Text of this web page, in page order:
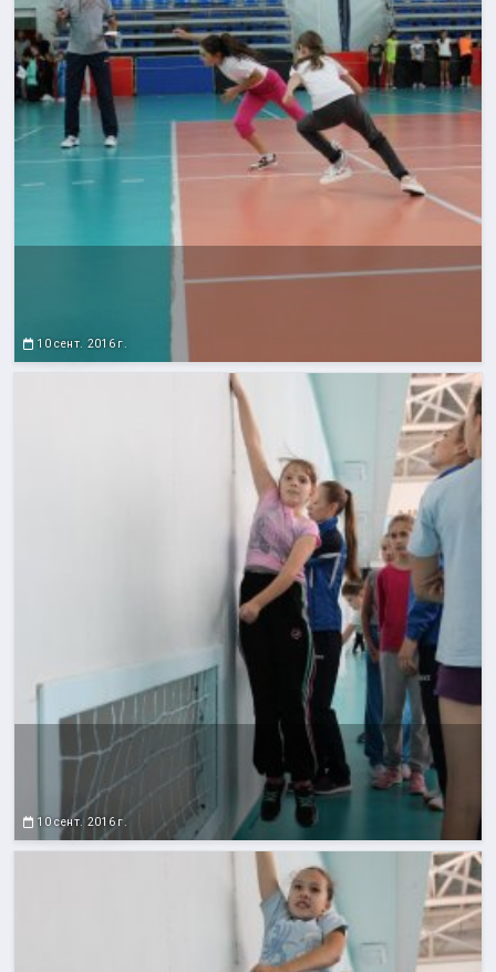
10 сент. 2016 г.
10 сент. 2016 г.